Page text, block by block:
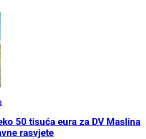
50 tisuća eura za DV Maslina
rasvjete